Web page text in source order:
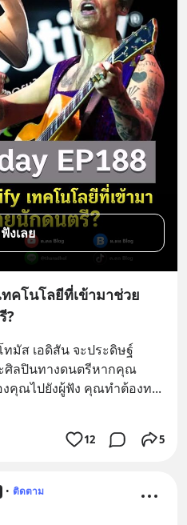
ฟังเลย
คโนโลยีที่เข้ามาช่วย
?
มัส เอดิสัน จะประดิษฐ์
ะศิลปินทางดนตรีหากคุณ
งคุณไปยังผู้ฟัง คุณทำต้องท...
12 5
• ติดตาม